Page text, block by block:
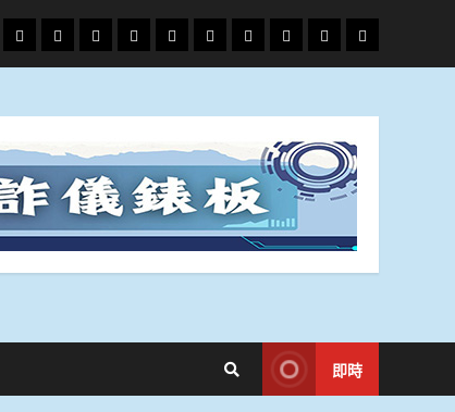
頭
條
財
經
地
方.
文
教.
專
題
娛
樂
政
治
國
際
運
動
生
活
即時